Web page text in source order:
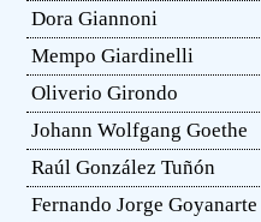
Dora Giannoni
Mempo Giardinelli
Oliverio Girondo
Johann Wolfgang Goethe
Raúl González Tuñón
Fernando Jorge Goyanarte